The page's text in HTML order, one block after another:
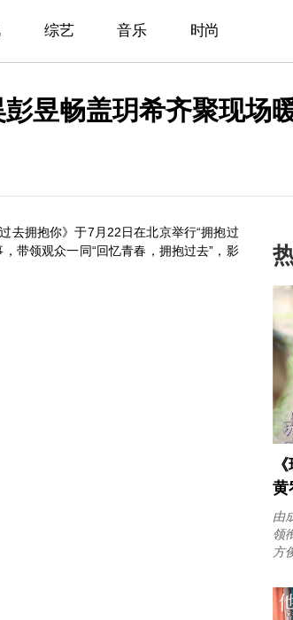
综艺 音乐 时尚
昱畅盖玥希齐聚现场
去拥抱你》于7月22日在北京举行“拥抱过
带领观众一同 “回忆青春，拥抱过去”，影
黄
由
领
方